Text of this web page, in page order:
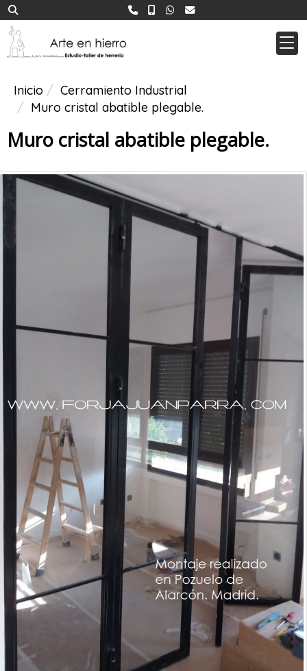
Inicio
Cerramiento Industrial
Muro cristal abatible plegable.
Muro cristal abatible plegable.